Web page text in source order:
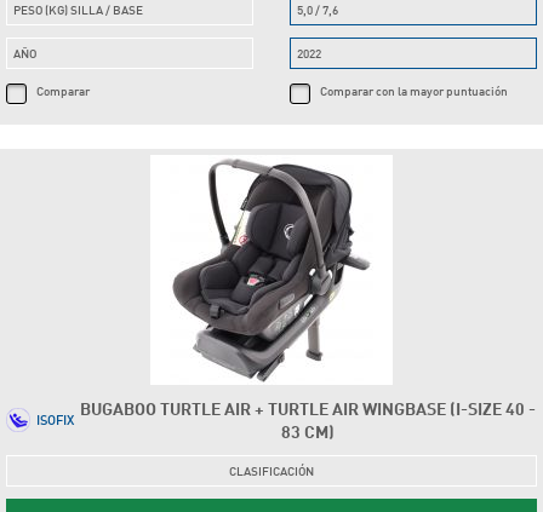
PESO (KG) SILLA / BASE
AÑO
Comparar
5,0 / 7,6
2022
Comparar con la mayor puntuación
BUGABOO TURTLE AIR + TURTLE AIR WINGBASE (I-SIZE 40 -
83 CM)
ISOFIX
CLASIFICACIÓN